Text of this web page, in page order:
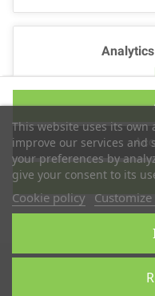
This website uses its
improve our services and
your preferences by
give your consent to its
Cookie policy
No
No
Popis